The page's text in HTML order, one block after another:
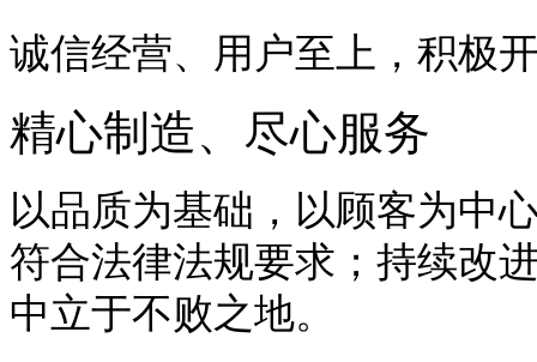
诚信经营、用户至上，积极
精心制造、尽心服务
以品质为基础，以顾客为中
符合法律法规要求；持续改
中立于不败之地。